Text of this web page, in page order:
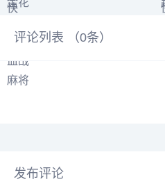
评论列表 （0条）
发布评论